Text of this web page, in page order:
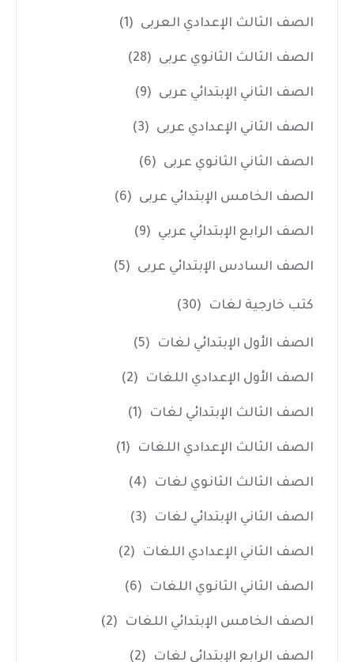
الصف الثالث الإعدادي العربى (1)
الصف الثالث الثانوي عربى (28)
الصف الثاني الإبتدائي عربى (9)
الصف الثاني الإعدادي عربى (3)
الصف الثاني الثانوي عربى (6)
الصف الخامس الإبتدائي عربى (6)
الصف الرابع الإبتدائي عربي (9)
الصف السادس الإبتدائي عربى (5)
كتب خارجية لغات (30)
الصف الأول الإبتدائي لغات (5)
الصف الأول الإعدادي اللغات (2)
الصف الثالث الإبتدائي لغات (1)
الصف الثالث الإعدادي اللغات (1)
الصف الثالث الثانوي لغات (4)
الصف الثاني الإبتدائي لغات (3)
الصف الثاني الإعدادي اللغات (2)
الصف الثاني الثانوي اللغات (6)
الصف الخامس الإبتدائي اللغات (2)
الصف الرابع الإبتدائي لغات (2)